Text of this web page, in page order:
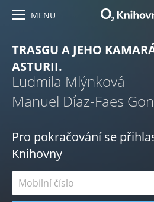
MENU
TRASGU A JEHO
ASTURII.
Ludmila Mlýnková
Manuel Díaz-Faes
Pro pokračování se
Knihovny